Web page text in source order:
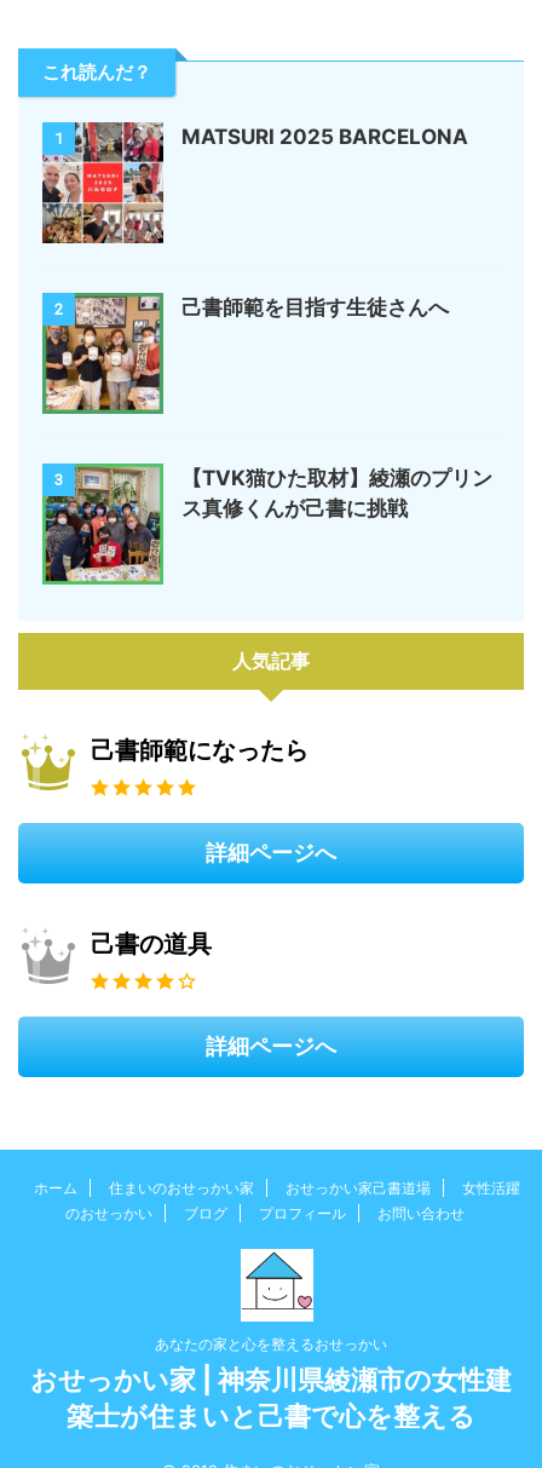
これ読んだ？
1 MATSURI 2025 BARCELONA
2 己書師範を目指す生徒さんへ
3
【TVK猫ひた取材】綾瀬のプリン
ス真修くんが己書に挑戦
人気記事
己書師範になったら
詳細ページへ
己書の道具
詳細ページへ
ホーム 住まいのおせっかい家 おせっかい家己書道場
女性活躍
のおせっかい
ブログ プロフィール お問い合わせ
あなたの家と心を整えるおせっかい
おせっかい家 | 神奈川県綾瀬市の女性建
築士が住まいと己書で心を整える